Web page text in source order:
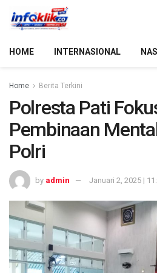
HOME INTERNASIONAL
Home Berita Terkini
Polresta Pati
Pembinaan
Polri
by admin Januari 2, 2025 |